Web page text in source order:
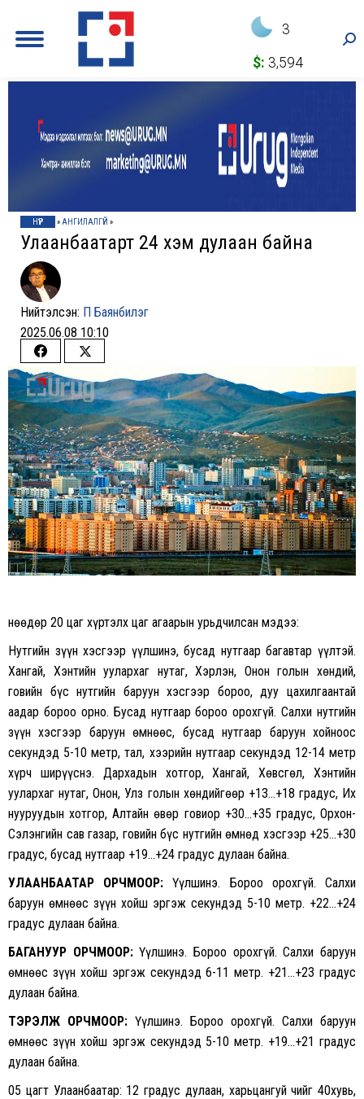
3
$: 3,594
НҮҮР » АНГИЛАЛГҮЙ »
Улаанбаатарт 24 хэм дулаан байна
Нийтэлсэн: П Баянбилэг
2025.06.08 10:10
Share
on
Facebook
Share
on
Twitter
Өнөөдөр 20 цаг хүртэлх цаг агаарын урьдчилсан мэдээ:
Нутгийн зүүн хэсгээр үүлшинэ, бусад нутгаар багавтар үүлтэй.
Хангай, Хэнтийн уулархаг нутаг, Хэрлэн, Онон голын хөндий,
говийн бүс нутгийн баруун хэсгээр бороо, дуу цахилгаантай
аадар бороо орно. Бусад нутгаар бороо орохгүй. Салхи нутгийн
зүүн хэсгээр баруун өмнөөс, бусад нутгаар баруун хойноос
секундэд 5-10 метр, тал, хээрийн нутгаар секундэд 12-14 метр
хүрч ширүүснэ. Дархадын хотгор, Хангай, Хөвсгөл, Хэнтийн
уулархаг нутаг, Онон, Улз голын хөндийгөөр +13…+18 градус, Их
нууруудын хотгор, Алтайн өвөр говиор +30…+35 градус, Орхон-
Сэлэнгийн сав газар, говийн бүс нутгийн өмнөд хэсгээр +25…+30
градус, бусад нутгаар +19…+24 градус дулаан байна.
УЛААНБААТАР ОРЧМООР: Үүлшинэ. Бороо орохгүй. Салхи
баруун өмнөөс зүүн хойш эргэж секундэд 5-10 метр. +22…+24
градус дулаан байна.
БАГАНУУР ОРЧМООР:Үүлшинэ. Бороо орохгүй. Салхи баруун
өмнөөс зүүн хойш эргэж секундэд 6-11 метр. +21…+23 градус
дулаан байна.
ТЭРЭЛЖ ОРЧМООР: Үүлшинэ. Бороо орохгүй. Салхи баруун
өмнөөс зүүн хойш эргэж секундэд 5-10 метр. +19…+21 градус
дулаан байна.
05 цагт Улаанбаатар: 12 градус дулаан, харьцангуй чийг 40хувь,